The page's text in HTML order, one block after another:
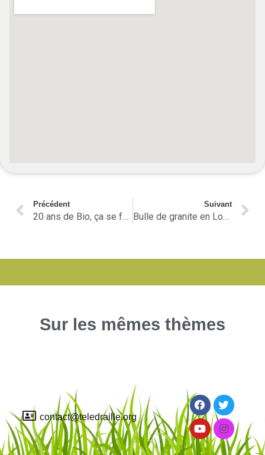
Précédent
20 ans de Bio, ça se fête à Tornac
Suivant
Bulle de granite en Lozère
Sur les mêmes thèmes
contact@teledraille.org